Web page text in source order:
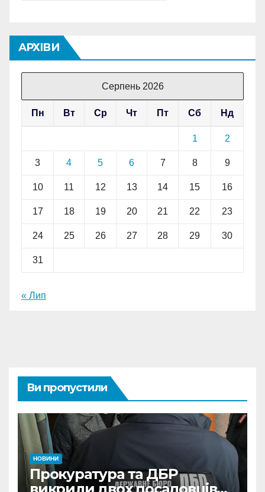
АРХІВИ
Серпень 2026
Пн Вт Ср Чт Пт Сб Нд
1 2
3 4 5 6 7 8 9
10 11 12 13 14 15 16
17 18 19 20 21 22 23
24 25 26 27 28 29 30
31
« Лип
Ви пропустили
НОВИНИ
Прокуратура та ДБР
викрили двох посадовців